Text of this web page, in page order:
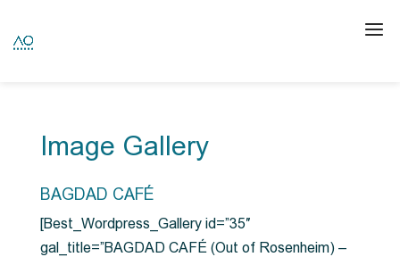
Image Gallery
BAGDAD CAFÉ
[Best_Wordpress_Gallery id=”35″
gal_title=”BAGDAD CAFÉ (Out of Rosenheim) –